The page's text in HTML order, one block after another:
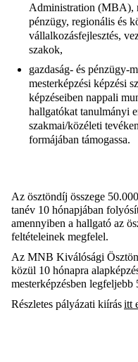
Administration (MBA),
pénzügy, regionális és
vállalkozásfejlesztés,
szakok,
gazdaság- és pénzügy-
mesterképzési képzési
képzéseiben nappali
hallgatókat tanulmányi
szakmai/közéleti
formájában támogassa.
Az ösztöndíj összege
tanév 10 hónapjában
amennyiben a hallgató az
feltételeinek megfelel.
Az MNB Kiválósági
közül 10 hónapra
mesterképzésben legfeljebb
Részletes pályázati kiírásitt